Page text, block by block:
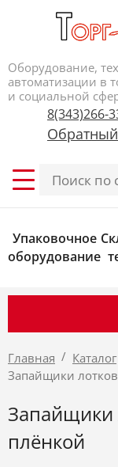
Оборудование,
автоматизации в
и социальной
8(343)266-
Упаковочное
оборудование
Главная / Каталог
Запайщики
Запайщики
плёнкой